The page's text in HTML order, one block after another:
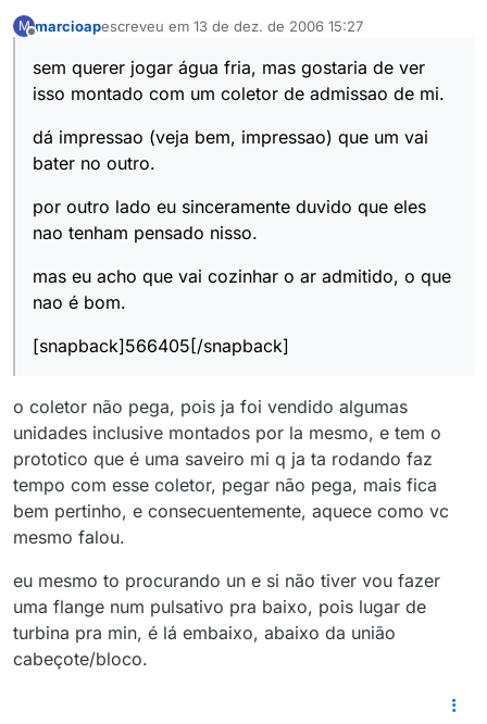
M marcioapescreveu em 13 de dez. de 2006 15:27
última edição por
sem querer jogar água fria, mas gostaria de ver
isso montado com um coletor de admissao de mi.
dá impressao (veja bem, impressao) que um vai
bater no outro.
por outro lado eu sinceramente duvido que eles
nao tenham pensado nisso.
mas eu acho que vai cozinhar o ar admitido, o que
nao é bom.
[snapback]566405[/snapback]
o coletor não pega, pois ja foi vendido algumas
unidades inclusive montados por la mesmo, e tem o
prototico que é uma saveiro mi q ja ta rodando faz
tempo com esse coletor, pegar não pega, mais fica
bem pertinho, e consecuentemente, aquece como vc
mesmo falou.
eu mesmo to procurando un e si não tiver vou fazer
uma flange num pulsativo pra baixo, pois lugar de
turbina pra min, é lá embaixo, abaixo da união
cabeçote/bloco.